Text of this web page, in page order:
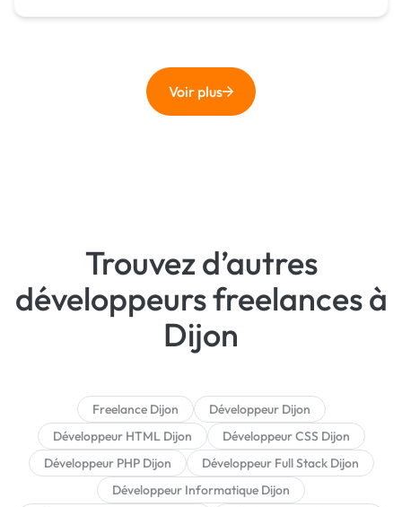
Voir plus
Trouvez d’autres
développeurs freelances à
Dijon
Freelance Dijon
Développeur Dijon
Développeur HTML Dijon
Développeur CSS Dijon
Développeur PHP Dijon
Développeur Full Stack Dijon
Développeur Informatique Dijon